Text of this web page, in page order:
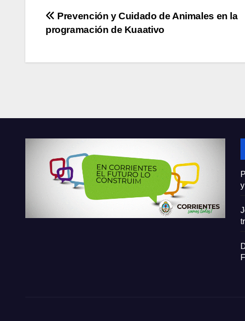
Navegación
de
entradas
Prevención y Cuidado de Animales en la
programación de Kuaativo